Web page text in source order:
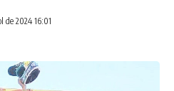
de 2024 16:01